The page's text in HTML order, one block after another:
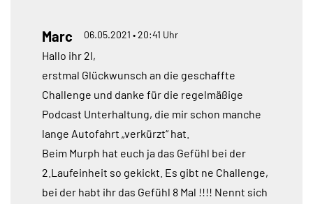
Marc 06.05.2021 • 20:41 Uhr
Hallo ihr 2l,
erstmal Glückwunsch an die geschaffte
Challenge und danke für die regelmäßige
Podcast Unterhaltung, die mir schon manche
lange Autofahrt „verkürzt“ hat.
Beim Murph hat euch ja das Gefühl bei der
2.Laufeinheit so gekickt. Es gibt ne Challenge,
bei der habt ihr das Gefühl 8 Mal !!!! Nennt sich